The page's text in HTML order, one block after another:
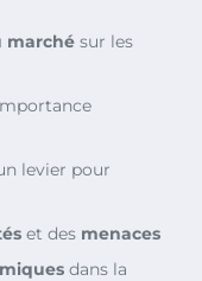
marché sur les
levier pour
et des menaces
dans la